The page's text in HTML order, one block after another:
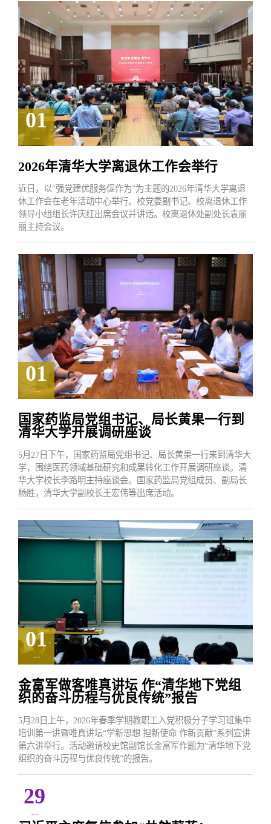
01
2026.06
2026年清华大学离退休工作会举行
近日，以“强党建优服务促作为”为主题的2026年清华大学离退
休工作会在老年活动中心举行。校党委副书记、校离退休工作
领导小组组长许庆红出席会议并讲话。校离退休处副处长袁丽
丽主持会议。
01
2026.06
国家药监局党组书记、局长黄果一行到
清华大学开展调研座谈
5月27日下午，国家药监局党组书记、局长黄果一行来到清华大
学，围绕医药领域基础研究和成果转化工作开展调研座谈。清
华大学校长李路明主持座谈会。国家药监局党组成员、副局长
杨胜，清华大学副校长王宏伟等出席活动。
01
2026.06
金富军做客唯真讲坛 作“清华地下党组
织的奋斗历程与优良传统”报告
5月28日上午，2026年春季学期教职工入党积极分子学习班集中
培训第一讲暨唯真讲坛“学新思想 担新使命 作新贡献”系列宣讲
第六讲举行。活动邀请校史馆副馆长金富军作题为“清华地下党
组织的奋斗历程与优良传统”的报告。
29
2026.05